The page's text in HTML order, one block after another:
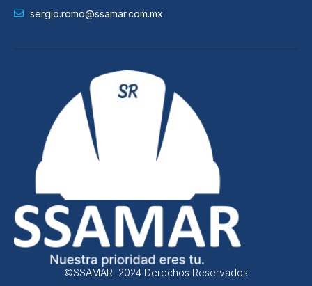
sergio.romo@ssamar.com.mx
©SSAMAR 2024 Derechos Reservados